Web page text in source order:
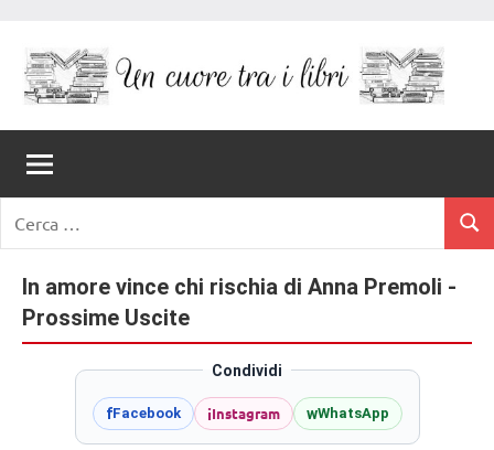
contenuto
Un
Cuore
Tra
I
Libri
romanzi
romance
e
non
solo.
Recensioni,
per:
In amore vince chi rischia di Anna Premoli -
Prossime Uscite
Condividi
fFacebook iInstagram wWhatsApp